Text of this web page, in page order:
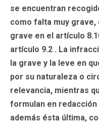
se encuentran
como falta muy
grave en el artículo
artículo 9.2 . La
la grave y la leve en
por su naturaleza o
relevancia, mientras
formulan en
además ésta última,